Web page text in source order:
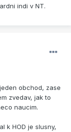
indi v NT.
obchod, zase
zvedav, jak to
naucim.
k HOD je slusny,